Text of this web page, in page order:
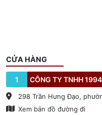
CỬA HÀNG
1 CÔNG TY TNHH
298 Trần Hưng Đạo,
Xem bản đồ đường đi